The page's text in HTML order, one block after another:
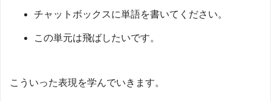
チャットボックスに単語を書いてください。
この単元は飛ばしたいです。
こういった表現を学んでいきます。